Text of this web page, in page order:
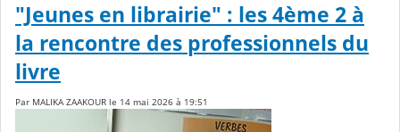
"Jeunes en librairie" : les 4ème 2 à
la rencontre des professionnels du
livre
Par MALIKA ZAAKOUR le 14 mai 2026 à 19:51